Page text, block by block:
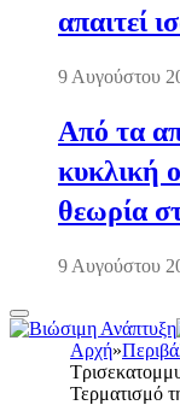
απαιτεί
9 Αυγούστου
Από τα
κυκλική
θεωρία
9 Αυγούστου
Αρχή»
Τερματισμό